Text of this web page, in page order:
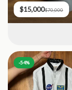
$15,000$70,000
-54%